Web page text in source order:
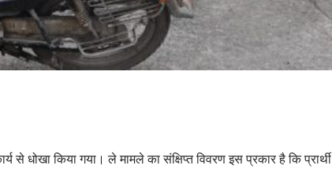
से धोखा किया गया। ले मामले का संक्षिप्त विवरण इस प्रकार है कि प्रार्थी